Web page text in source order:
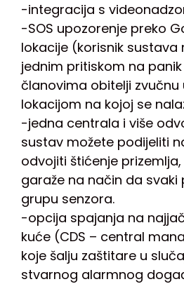
-integracija s
-SOS upozorenje preko
lokacije (korisnik sustava
jednim pritiskom na
članovima obitelji zvučnu
lokacijom na kojoj se
-jedna centrala i više
sustav možete podijeliti
odvojiti štićenje
garaže na način da
grupu senzora.
-opcija spajanja na
kuće (CDS – central
koje šalju zaštitare u
stvarnog alarmnog